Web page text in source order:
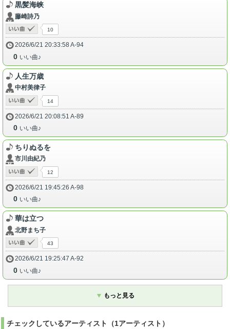
黒髪海峡
藤崎詩乃
10
2026/6/21 20:33:58 A-94
0 いい曲♪
人生万歳
中村美律子
14
2026/6/21 20:08:51 A-89
0 いい曲♪
ちりぬるを
市川由紀乃
12
2026/6/21 19:45:26 A-98
0 いい曲♪
華は立つ
北野まち子
43
2026/6/21 19:25:47 A-92
0 いい曲♪
もっと見る
チェックしているアーティスト（1アーティスト）